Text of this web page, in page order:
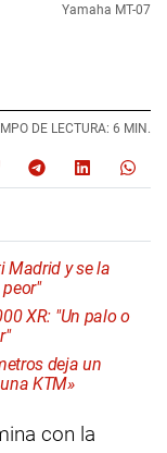
Yamaha MT-07
DE LECTURA: 6 MIN.
Madrid y se la
XR: "Un palo o
deja un
KTM»
con la